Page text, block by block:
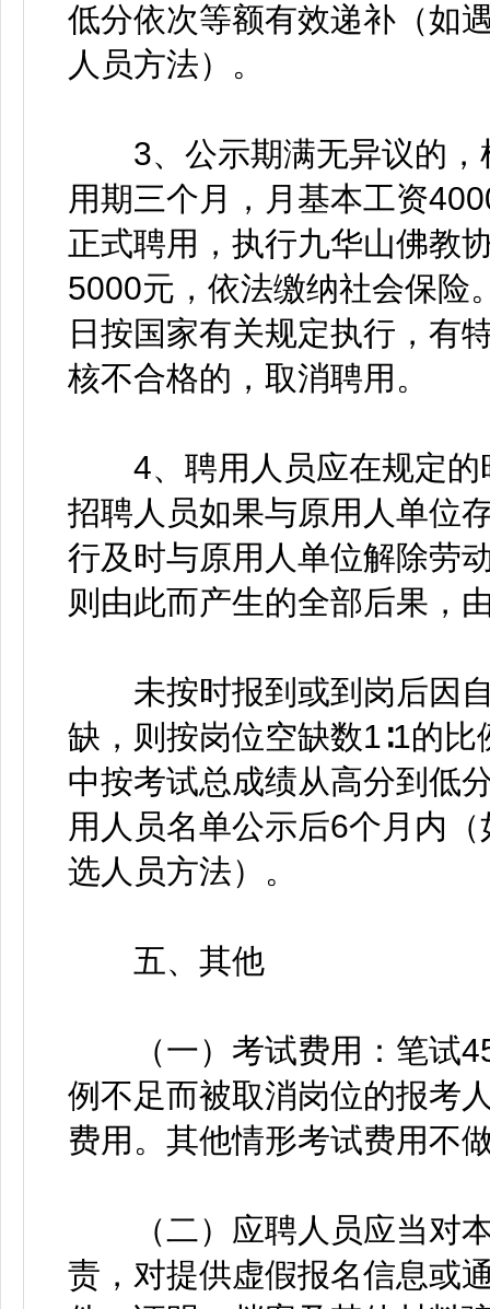
低分依次等额有效递补（如
人员方法）。
3、公示期满无异议的，
用期三个月，月基本工资
正式聘用，执行九华山佛教
5000元，依法缴纳社会保险
日按国家有关规定执行，有
核不合格的，取消聘用。
4、聘用人员应在规定的
招聘人员如果与原用人单位
行及时与原用人单位解除劳
则由此而产生的全部后果，
未按时报到或到岗后因自
缺，则按岗位空缺数1∶1的
中按考试总成绩从高分到低
用人员名单公示后6个月内
选人员方法）。
五、其他
（一）考试费用：笔试45
例不足而被取消岗位的报考
费用。其他情形考试费用不
（二）应聘人员应当对本
责，对提供虚假报名信息或